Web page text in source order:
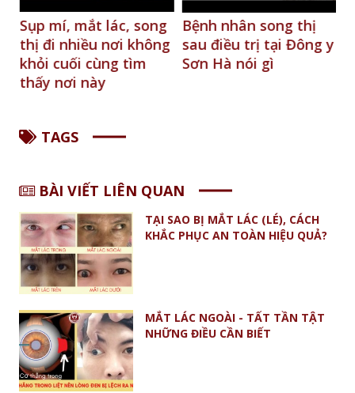
Sụp mí, mắt lác, song
thị đi nhiều nơi không
khỏi cuối cùng tìm
thấy nơi này
Bệnh nhân song thị
sau điều trị tại Đông y
Sơn Hà nói gì
TAGS
BÀI VIẾT LIÊN QUAN
TẠI SAO BỊ MẮT LÁC (LÉ), CÁCH
KHẮC PHỤC AN TOÀN HIỆU QUẢ?
MẮT LÁC NGOÀI - TẤT TẦN TẬT
NHỮNG ĐIỀU CẦN BIẾT